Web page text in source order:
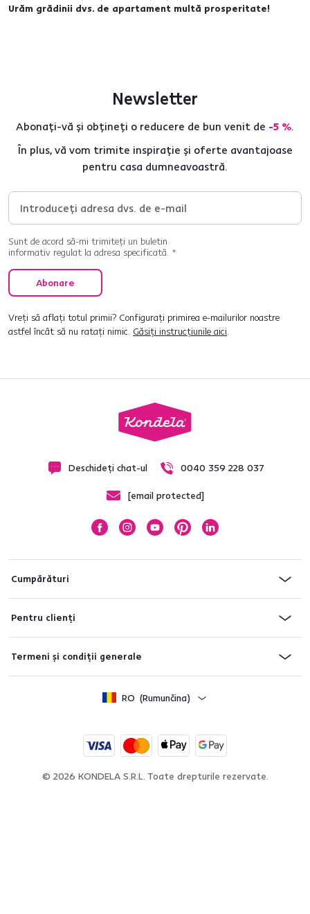
Urăm grădinii dvs. de apartament multă prosperitate!
Newsletter
Abonați-vă și obțineți o reducere de bun venit de -5 %.
În plus, vă vom trimite inspirație și oferte avantajoase
pentru casa dumneavoastră.
Sunt de acord să-mi trimiteți un buletin
informativ regulat la adresa specificată. *
Abonare
Vreți să aflați totul primii? Configurați primirea e-mailurilor noastre
astfel încât să nu ratați nimic. Găsiți instrucțiunile aici.
Deschideți chat-ul 0040 359 228 037
[email protected]
Cumpărături
Pentru clienți
Termeni și condiții generale
RO (Rumunčina)
© 2026 KONDELA S.R.L. Toate drepturile rezervate.